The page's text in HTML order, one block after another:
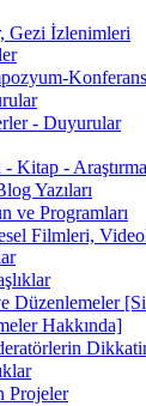
İzlenimleri
- Duyurular
Kitap -
Yazıları
ve Programları
Filmleri,
Hakkında]
Projeler